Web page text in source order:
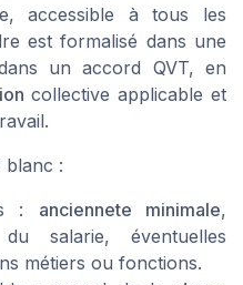
accessible à tous les
est formalisé dans une
un accord QVT, en
collective applicable et
blanc :
: anciennete minimale,
salarie, éventuelles
métiers ou fonctions.